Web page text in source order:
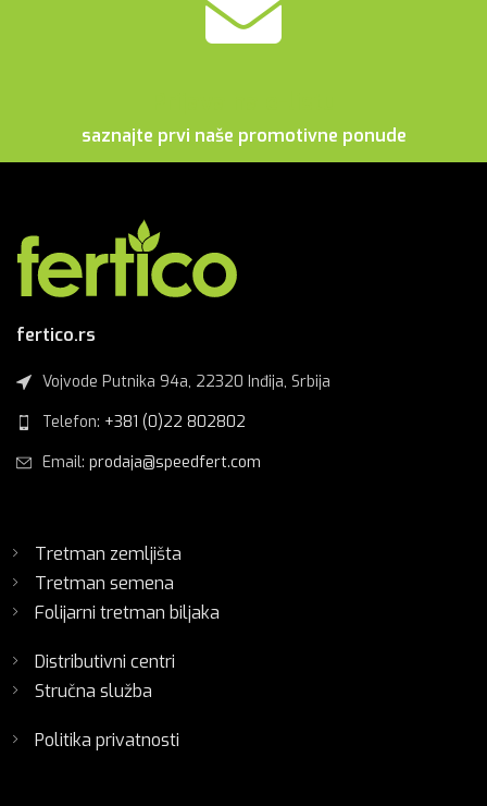
saznajte prvi naše promotivne ponude
fertico.rs
Vojvode Putnika 94a, 22320 Inđija, Srbija
Telefon: +381 (0)22 802802
Email: prodaja@speedfert.com
Tretman zemljišta
Tretman semena
Folijarni tretman biljaka
Distributivni centri
Stručna služba
Politika privatnosti